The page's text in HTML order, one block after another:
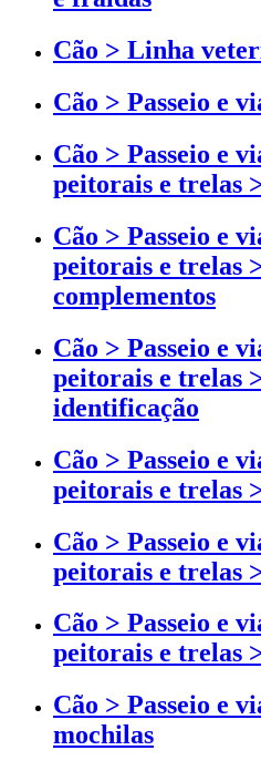
Cão > Linha
Cão > Passeio e
Cão > Passeio e
peitorais e trelas
Cão > Passeio e
peitorais e trelas
complementos
Cão > Passeio e
peitorais e trelas
identificação
Cão > Passeio e
peitorais e trelas
Cão > Passeio e
peitorais e trelas
Cão > Passeio e
peitorais e trelas
Cão > Passeio e
mochilas